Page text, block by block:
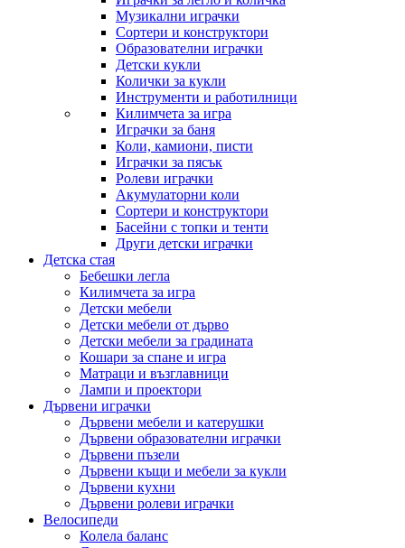
Музикални играчки
Сортери и конструктори
Образователни играчки
Детски кукли
Колички за кукли
Инструменти и работилници
Килимчета за игра
Играчки за баня
Коли, камиони, писти
Играчки за пясък
Ролеви играчки
Акумулаторни коли
Сортери и конструктори
Басейни с топки и тенти
Други детски играчки
Детска стая
Бебешки легла
Килимчета за игра
Детски мебели
Детски мебели от дърво
Детски мебели за градината
Кошари за спане и игра
Матраци и възглавници
Лампи и проектори
Дървени играчки
Дървени мебели и катерушки
Дървени образователни играчки
Дървени пъзели
Дървени къщи и мебели за кукли
Дървени кухни
Дървени ролеви играчки
Велосипеди
Колела баланс